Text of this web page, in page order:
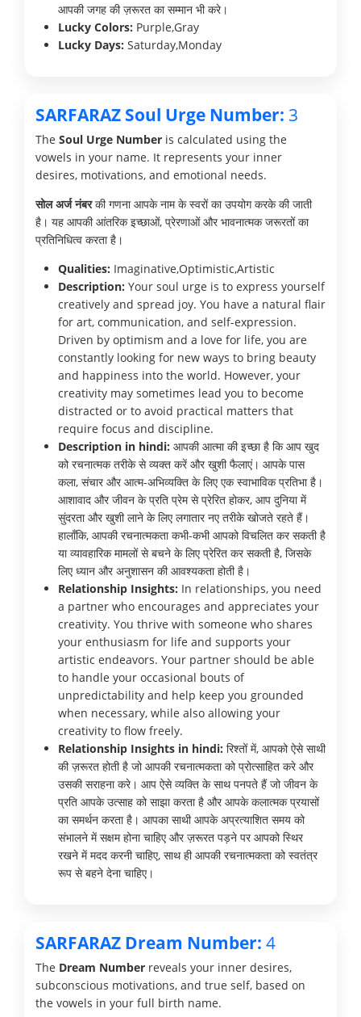
आपकी जगह की ज़रूरत का सम्मान भी करे।
Lucky Colors: Purple,Gray
Lucky Days: Saturday,Monday
SARFARAZ Soul Urge Number: 3
The Soul Urge Number is calculated using the
vowels in your name. It represents your inner
desires, motivations, and emotional needs.
सोल अर्ज नंबरकी गणना आपके नाम के स्वरों का उपयोग करके की जाती
है। यह आपकी आंतरिक इच्छाओं, प्रेरणाओं और भावनात्मक जरूरतों का
प्रतिनिधित्व करता है।
Qualities: Imaginative,Optimistic,Artistic
Description: Your soul urge is to express yourself
creatively and spread joy. You have a natural flair
for art, communication, and self-expression.
Driven by optimism and a love for life, you are
constantly looking for new ways to bring beauty
and happiness into the world. However, your
creativity may sometimes lead you to become
distracted or to avoid practical matters that
require focus and discipline.
Description in hindi: आपकी आत्मा की इच्छा है कि आप खुद
को रचनात्मक तरीके से व्यक्त करें और खुशी फैलाएं। आपके पास
कला, संचार और आत्म-अभिव्यक्ति के लिए एक स्वाभाविक प्रतिभा है।
आशावाद और जीवन के प्रति प्रेम से प्रेरित होकर, आप दुनिया में
सुंदरता और खुशी लाने के लिए लगातार नए तरीके खोजते रहते हैं।
हालाँकि, आपकी रचनात्मकता कभी-कभी आपको विचलित कर सकती है
या व्यावहारिक मामलों से बचने के लिए प्रेरित कर सकती है, जिसके
लिए ध्यान और अनुशासन की आवश्यकता होती है।
Relationship Insights: In relationships, you need
a partner who encourages and appreciates your
creativity. You thrive with someone who shares
your enthusiasm for life and supports your
artistic endeavors. Your partner should be able
to handle your occasional bouts of
unpredictability and help keep you grounded
when necessary, while also allowing your
creativity to flow freely.
Relationship Insights in hindi: रिश्तों में, आपको ऐसे साथी
की ज़रूरत होती है जो आपकी रचनात्मकता को प्रोत्साहित करे और
उसकी सराहना करे। आप ऐसे व्यक्ति के साथ पनपते हैं जो जीवन के
प्रति आपके उत्साह को साझा करता है और आपके कलात्मक प्रयासों
का समर्थन करता है। आपका साथी आपके अप्रत्याशित समय को
संभालने में सक्षम होना चाहिए और ज़रूरत पड़ने पर आपको स्थिर
रखने में मदद करनी चाहिए, साथ ही आपकी रचनात्मकता को स्वतंत्र
रूप से बहने देना चाहिए।
SARFARAZ Dream Number: 4
The Dream Number reveals your inner desires,
subconscious motivations, and true self, based on
the vowels in your full birth name.